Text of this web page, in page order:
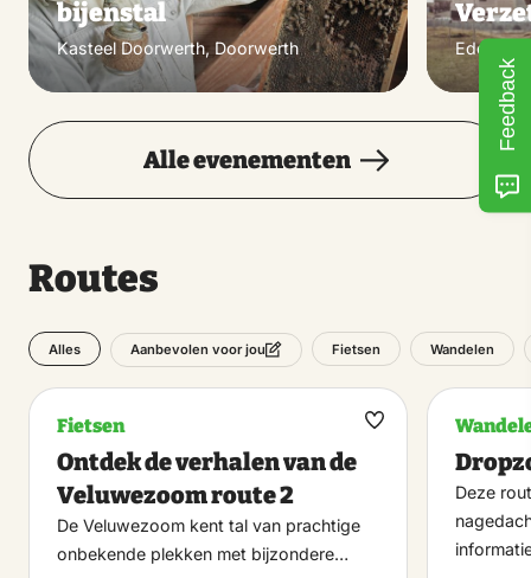
bijenstal
Kasteel Doorwerth, Doorwerth Ede, Ede
Alle evenementen
Routes
Alles Aanbevolen voor jou Fietsen Wandelen
Fietsen
Ontdek de verhalen van de
Veluwezoom route 2
De Veluwezoom kent tal van prachtige
onbekende plekken met bijzondere…
Maak
Deze
Feedback